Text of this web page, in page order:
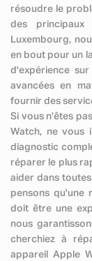
résoudre le
des
Luxembourg,
en bout pour un
d'expérience
avancées en
fournir des
Si vous n'êtes
Watch, ne vous
diagnostic
réparer le plus
aider dans toutes
pensons qu'une
doit être une
nous
cherchiez à
appareil Apple